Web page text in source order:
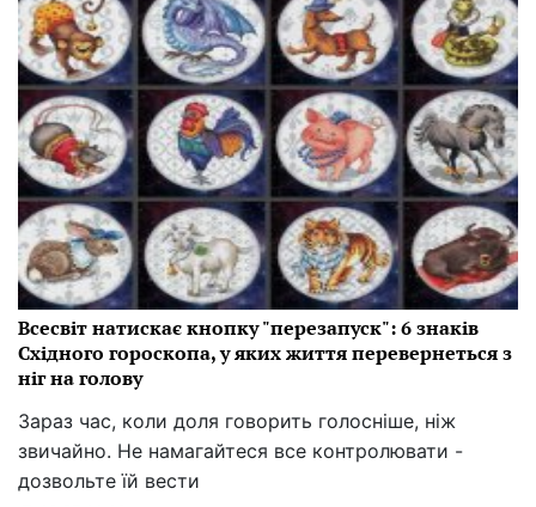
Всесвіт натискає кнопку "перезапуск": 6 знаків
Східного гороскопа, у яких життя перевернеться з
ніг на голову
Зараз час, коли доля говорить голосніше, ніж
звичайно. Не намагайтеся все контролювати -
дозвольте їй вести